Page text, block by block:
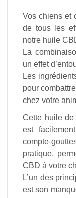
Vos chiens et
de tous les
notre huile
La
un effet
Les
pour
chez votre
Cette huile
est
compte-
pratique,
CBD à votre
L’un des
est son